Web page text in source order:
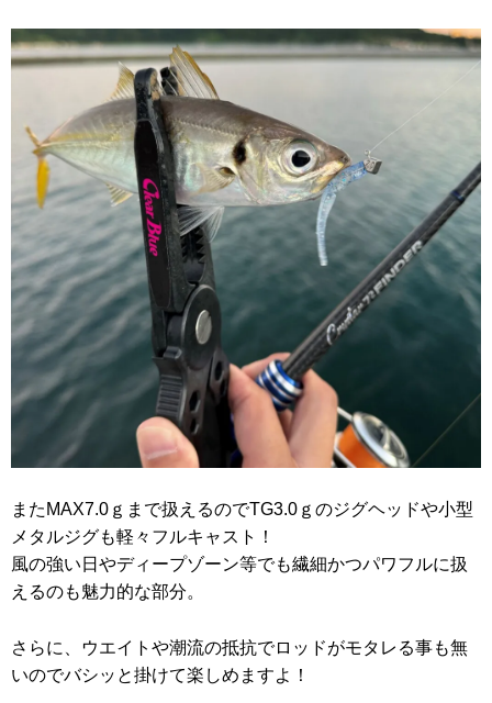
またMAX7.0ｇまで扱えるのでTG3.0ｇのジグヘッドや小型
メタルジグも軽々フルキャスト！
風の強い日やディープゾーン等でも繊細かつパワフルに扱
えるのも魅力的な部分。
さらに、ウエイトや潮流の抵抗でロッドがモタレる事も無
いのでバシッと掛けて楽しめますよ！